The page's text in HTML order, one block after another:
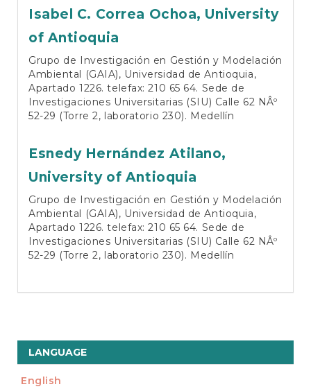
Isabel C. Correa Ochoa, University
of Antioquia
Grupo de Investigación en Gestión y Modelación
Ambiental (GAIA), Universidad de Antioquia,
Apartado 1226. telefax: 210 65 64. Sede de
Investigaciones Universitarias (SIU) Calle 62 NÂº
52-29 (Torre 2, laboratorio 230). Medellín
Esnedy Hernández Atilano,
University of Antioquia
Grupo de Investigación en Gestión y Modelación
Ambiental (GAIA), Universidad de Antioquia,
Apartado 1226. telefax: 210 65 64. Sede de
Investigaciones Universitarias (SIU) Calle 62 NÂº
52-29 (Torre 2, laboratorio 230). Medellín
LANGUAGE
English